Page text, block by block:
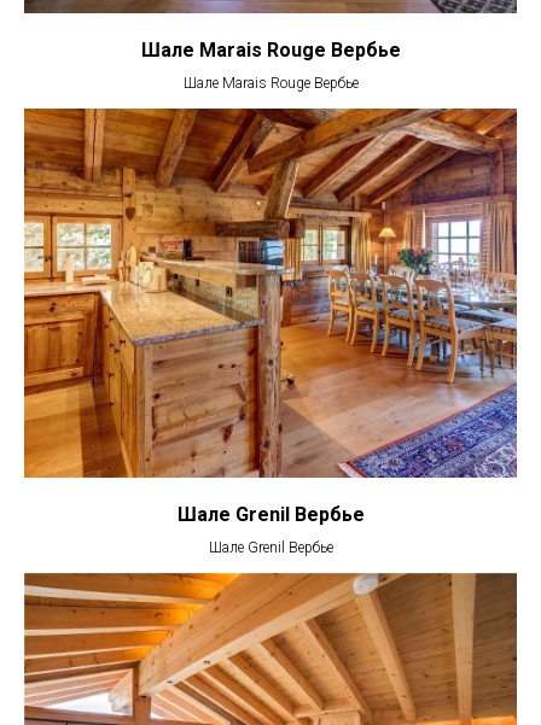
Шале Marais Rouge Вербье
Шале Marais Rouge Вербье
Шале Grenil Вербье
Шале Grenil Вербье